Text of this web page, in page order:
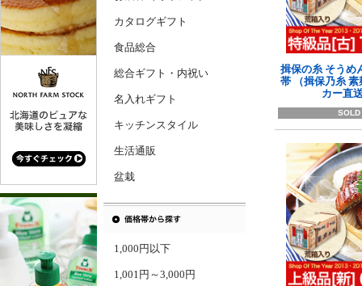
カタログギフト
食品総合
総合ギフト・内祝い
名入れギフト
キッチンスタイル
生活通販
盆栽
1,000円以下
1,001円～3,000円
揖保の糸 そうめ
帯 （揖保乃糸
カー直
SOLD